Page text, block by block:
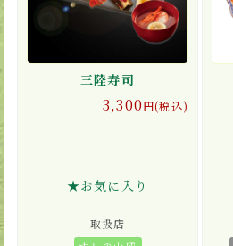
三陸寿司
3,300円(税込)
★お気に入り
取扱店